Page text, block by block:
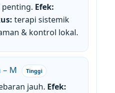
Efek:
terapi sistemik
& kontrol lokal.
M Tinggi
jauh. Efek: